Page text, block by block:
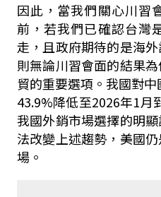
因此，當我們關心川習
前，若我們已確認台灣
走，且政府期待的是海
則無論川習會面的結果
貿的重要選項。我國對
43.9%降低至2026年1月
我國外銷市場選擇的明
法改變上述趨勢，美國
場。